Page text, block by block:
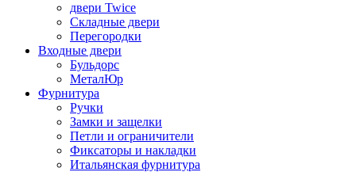
двери Twice
Складные двери
Перегородки
Входные двери
Бульдорс
МеталЮр
Фурнитура
Ручки
Замки и защелки
Петли и ограничители
Фиксаторы и накладки
Итальянская фурнитура